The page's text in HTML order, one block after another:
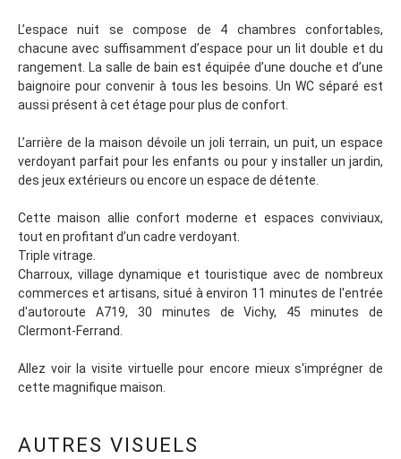
L’espace nuit se compose de 4 chambres confortables,
chacune avec suffisamment d’espace pour un lit double et du
rangement. La salle de bain est équipée d’une douche et d’une
baignoire pour convenir à tous les besoins. Un WC séparé est
aussi présent à cet étage pour plus de confort.
L’arrière de la maison dévoile un joli terrain, un puit, un espace
verdoyant parfait pour les enfants ou pour y installer un jardin,
des jeux extérieurs ou encore un espace de détente.
Cette maison allie confort moderne et espaces conviviaux,
tout en profitant d’un cadre verdoyant.
Triple vitrage.
Charroux, village dynamique et touristique avec de nombreux
commerces et artisans, situé à environ 11 minutes de l'entrée
d'autoroute A719, 30 minutes de Vichy, 45 minutes de
Clermont-Ferrand.
Allez voir la visite virtuelle pour encore mieux s'imprégner de
cette magnifique maison.
AUTRES VISUELS